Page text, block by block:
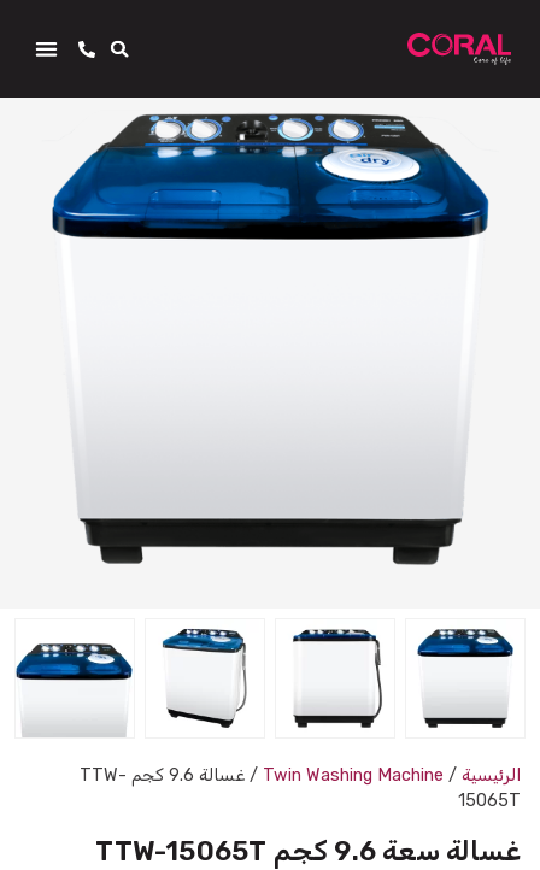
الرئيسية /
Twin Washing Machine
/ غسالة 9.6 كجم TTW-
15065T
غسالة سعة 9.6 كجم TTW-15065T